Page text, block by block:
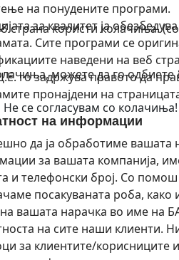
на понудените програми.
за квалитет ја
Сите програми се
наведени на веб
го задржува правото да
пронајдени на
на информации
да ја обработиме вашата
за вашата компанија,
и телефонски број. Со
посакуваната роба,
на вашата нарачка во име на
на сите наши клиенти.
за клиентите/корисниците
користи колачиња.
можете да го
Не се согласувам со колачиња!